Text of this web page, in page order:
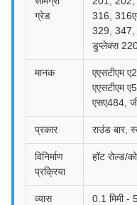
ग्रेड
316,
329, 347,
डुप्लेक्स
मानक
एएसटीएम
एएसटीएम
एसए484,
प्रकार राउंड बार,
विनिर्माण
प्रक्रिया
हॉट रोल्ड/
व्यास 0.1 मिमी -